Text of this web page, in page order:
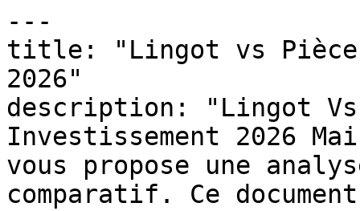
---
title: "Lingot vs Pièce
2026"
description: "Lingot Vs
Investissement 2026
vous propose une
comparatif. Ce